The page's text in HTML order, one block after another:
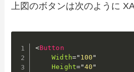
上図のボタンは次のように
<Button
Width=" 100 "
Height="40 "